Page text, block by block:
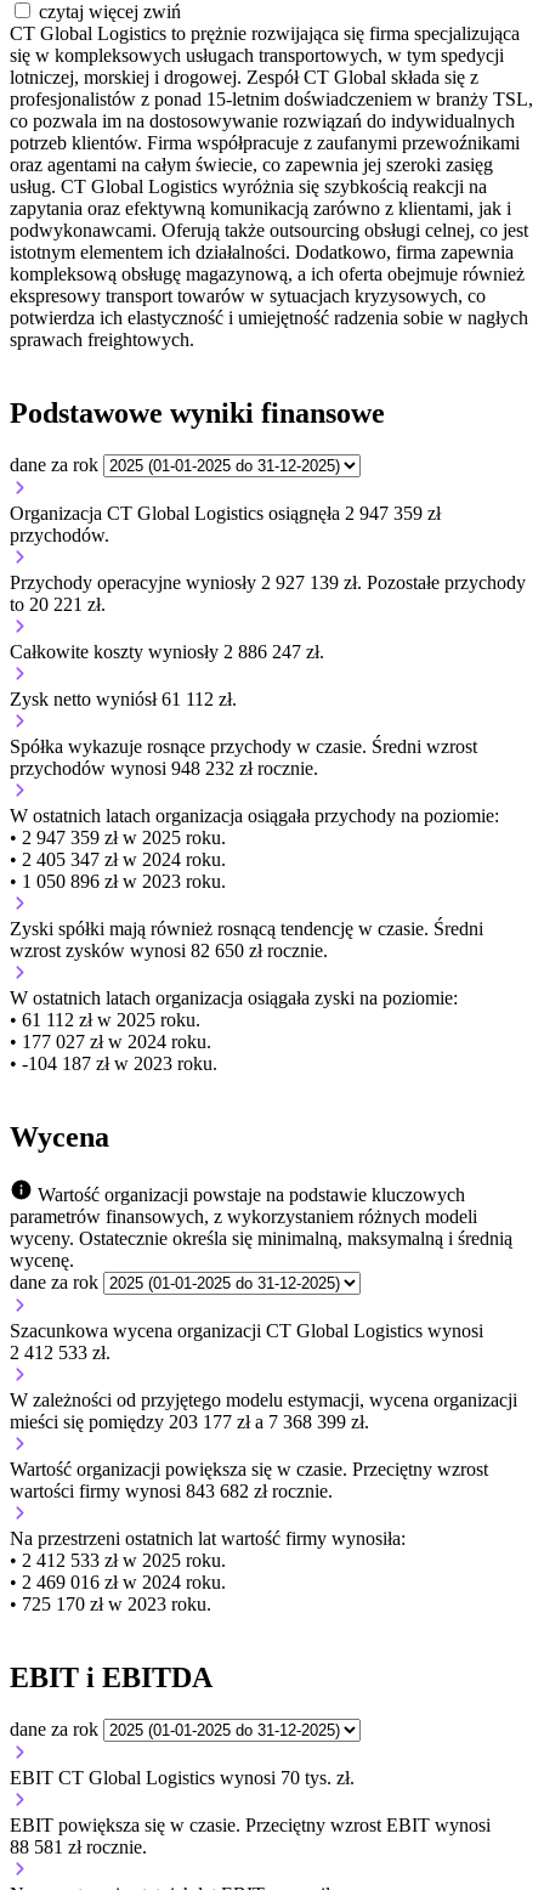
czytaj więcej zwiń
CT Global Logistics to prężnie rozwijająca się firma specjalizująca
się w kompleksowych usługach transportowych, w tym spedycji
lotniczej, morskiej i drogowej. Zespół CT Global składa się z
profesjonalistów z ponad 15-letnim doświadczeniem w branży TSL,
co pozwala im na dostosowywanie rozwiązań do indywidualnych
potrzeb klientów. Firma współpracuje z zaufanymi przewoźnikami
oraz agentami na całym świecie, co zapewnia jej szeroki zasięg
usług. CT Global Logistics wyróżnia się szybkością reakcji na
zapytania oraz efektywną komunikacją zarówno z klientami, jak i
podwykonawcami. Oferują także outsourcing obsługi celnej, co jest
istotnym elementem ich działalności. Dodatkowo, firma zapewnia
kompleksową obsługę magazynową, a ich oferta obejmuje również
ekspresowy transport towarów w sytuacjach kryzysowych, co
potwierdza ich elastyczność i umiejętność radzenia sobie w nagłych
sprawach freightowych.
Podstawowe wyniki finansowe
dane za rok
Organizacja CT Global Logistics osiągnęła 2 947 359 zł
przychodów.
Przychody operacyjne wyniosły 2 927 139 zł. Pozostałe przychody
to 20 221 zł.
Całkowite koszty wyniosły 2 886 247 zł.
Zysk netto wyniósł 61 112 zł.
Spółka wykazuje rosnące przychody w czasie. Średni wzrost
przychodów wynosi 948 232 zł rocznie.
W ostatnich latach organizacja osiągała przychody na poziomie:
• 2 947 359 zł w 2025 roku.
• 2 405 347 zł w 2024 roku.
• 1 050 896 zł w 2023 roku.
Zyski spółki mają również rosnącą tendencję w czasie. Średni
wzrost zysków wynosi 82 650 zł rocznie.
W ostatnich latach organizacja osiągała zyski na poziomie:
• 61 112 zł w 2025 roku.
• 177 027 zł w 2024 roku.
• -104 187 zł w 2023 roku.
Wycena
Wartość organizacji powstaje na podstawie kluczowych
parametrów finansowych, z wykorzystaniem różnych modeli
wyceny. Ostatecznie określa się minimalną, maksymalną i średnią
wycenę.
dane za rok
Szacunkowa wycena organizacji CT Global Logistics wynosi
2 412 533 zł.
W zależności od przyjętego modelu estymacji, wycena organizacji
mieści się pomiędzy 203 177 zł a 7 368 399 zł.
Wartość organizacji powiększa się w czasie. Przeciętny wzrost
wartości firmy wynosi 843 682 zł rocznie.
Na przestrzeni ostatnich lat wartość firmy wynosiła:
• 2 412 533 zł w 2025 roku.
• 2 469 016 zł w 2024 roku.
• 725 170 zł w 2023 roku.
EBIT i EBITDA
dane za rok
EBIT CT Global Logistics wynosi 70 tys. zł.
EBIT powiększa się w czasie. Przeciętny wzrost EBIT wynosi
88 581 zł rocznie.